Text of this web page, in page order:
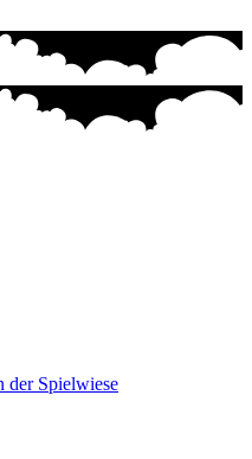
der Spielwiese